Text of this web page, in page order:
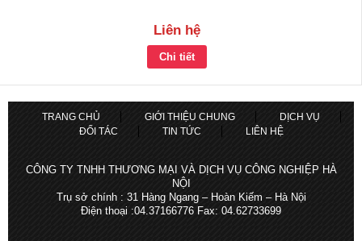
Liên hệ
Chi tiết
TRANG CHỦ GIỚI THIỆU CHUNG
DỊCH VỤ
ĐỐI TÁC
TIN TỨC LIÊN HỆ
CÔNG TY TNHH THƯƠNG MẠI VÀ DỊCH VỤ CÔNG NGHIỆP HÀ
NỘI
Trụ sở chính : 31 Hàng Ngang – Hoàn Kiếm – Hà Nội
Điện thoại :04.37166776 Fax: 04.62733699